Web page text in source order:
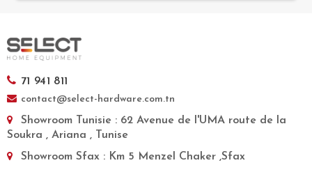
71 941 811
contact@select-hardware.com.tn
Showroom Tunisie : 62 Avenue de l'UMA route de la
Soukra , Ariana , Tunise
Showroom Sfax : Km 5 Menzel Chaker ,Sfax